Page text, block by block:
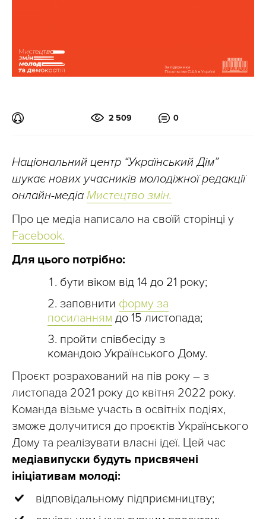
2 509 0
Національний центр “Український Дім”
шукає нових учасників молодіжної редакції
онлайн-медіа Мистецтво змін.
Про це медіа написало на своїй сторінці у
Facebook.
Для цього потрібно:
бути віком від 14 до 21 року;
заповнити форму за
посиланням до 15 листопада;
пройти співбесіду з
командою Українського Дому.
Проєкт розрахований на пів року – з
листопада 2021 року до квітня 2022 року.
Команда візьме участь в освітніх подіях,
зможе долучитися до проєктів Українського
Дому та реалізувати власні ідеї. Цей час
медіавипуски будуть присвячені
ініціативам молоді:
відповідальному підприємництву;